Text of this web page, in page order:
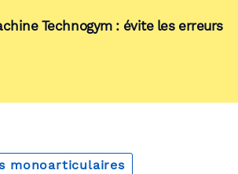
Technogym : évite les erreurs
monoarticulaires